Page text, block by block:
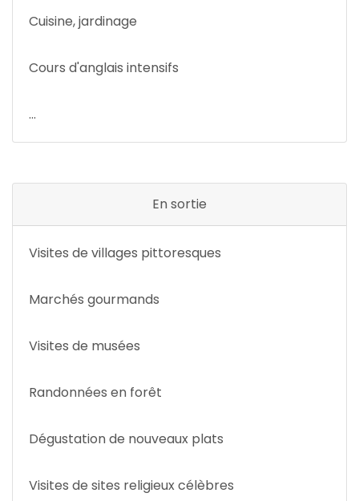
Cuisine, jardinage
Cours d'anglais intensifs
...
En sortie
Visites de villages pittoresques
Marchés gourmands
Visites de musées
Randonnées en forêt
Dégustation de nouveaux plats
Visites de sites religieux célèbres